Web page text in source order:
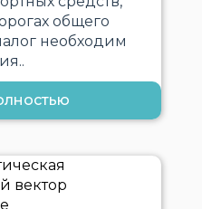
общего
необходим